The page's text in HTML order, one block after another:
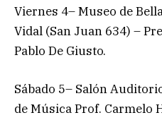
Viernes 4– Museo de
Vidal (San Juan 634) –
Pablo De Giusto.
Sábado 5– Salón
de Música Prof. Carmelo